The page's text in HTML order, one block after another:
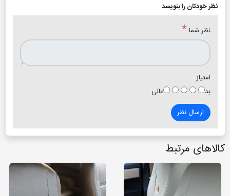
نظر خودتان را بنویسد
نظر شما *
امتیاز
بد
عالی
ارسال نظر
کالاهای مرتبط